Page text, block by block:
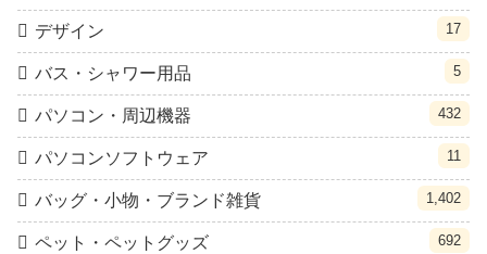
デザイン 17
バス・シャワー用品 5
パソコン・周辺機器 432
パソコンソフトウェア 11
バッグ・小物・ブランド雑貨 1,402
ペット・ペットグッズ 692